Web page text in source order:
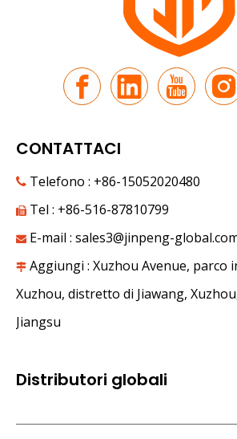
CONTATTACI
 Telefono : +86-15052020480
 Tel : +86-516-87810799
 E-mail : sales3@jinpeng-
 Aggiungi : Xuzhou Avenue, parco
Xuzhou, distretto di Jiawang,
Jiangsu
Distributori globali